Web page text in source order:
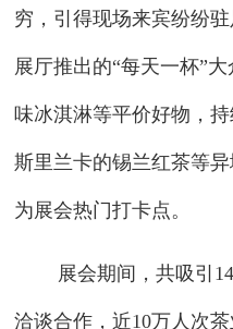
穷，引得现场来宾纷纷
展厅推出的“每天一杯”
味冰淇淋等平价好物，
斯里兰卡的锡兰红茶等
为展会热门打卡点。
展会期间，共吸引
洽谈合作，近10万人次